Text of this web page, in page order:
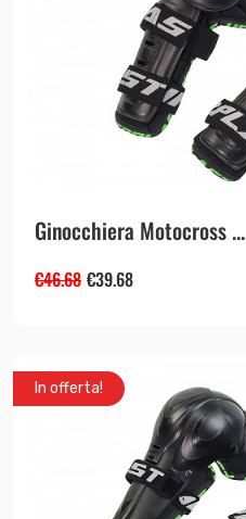
Ginocchiera Motocross ...
€46.68 €39.68
In offerta!